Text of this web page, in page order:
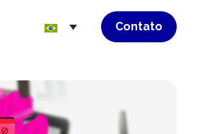
Contato